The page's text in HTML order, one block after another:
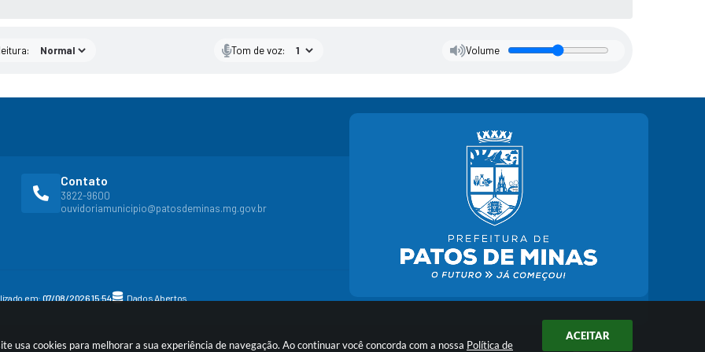
usa cookies para melhorar a sua experiência de navegação. Ao continuar você concorda com a nossa Política de
ACEITAR
Tom de voz: Volume
Contato
3822-9600
ouvidoriamunicipio@patosdeminas.mg.gov.br
em: 07/08/2026 15:54 Dados Abertos